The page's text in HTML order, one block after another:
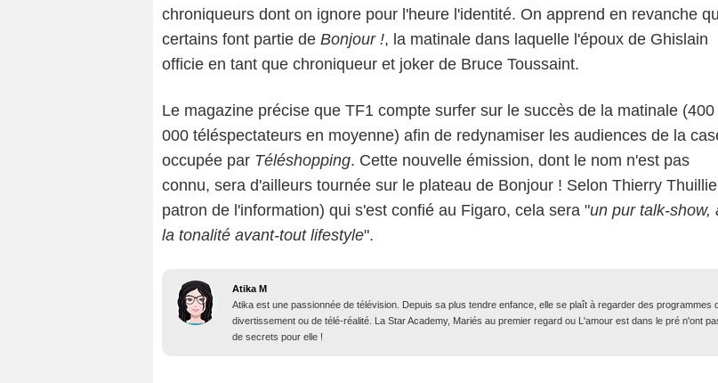
chroniqueurs dont on ignore pour l'heure l'identité. On apprend en revanche
certains font partie de Bonjour !, la matinale dans laquelle l'époux de Ghislain
officie en tant que chroniqueur et joker de Bruce Toussaint.
Le magazine précise que TF1 compte surfer sur le succès de la matinale (400
000 téléspectateurs en moyenne) afin de redynamiser les audiences de la
occupée par Téléshopping. Cette nouvelle émission, dont le nom n'est pas
connu, sera d'ailleurs tournée sur le plateau de Bonjour ! Selon Thierry
patron de l'information) qui s'est confié au Figaro, cela sera "un pur talk-show,
la tonalité avant-tout lifestyle".
Atika M
Atika est une passionnée de télévision. Depuis sa plus tendre enfance, elle se plaît à regarder des programmes
divertissement ou de télé-réalité. La Star Academy, Mariés au premier regard ou L'amour est dans le pré n'ont
de secrets pour elle !